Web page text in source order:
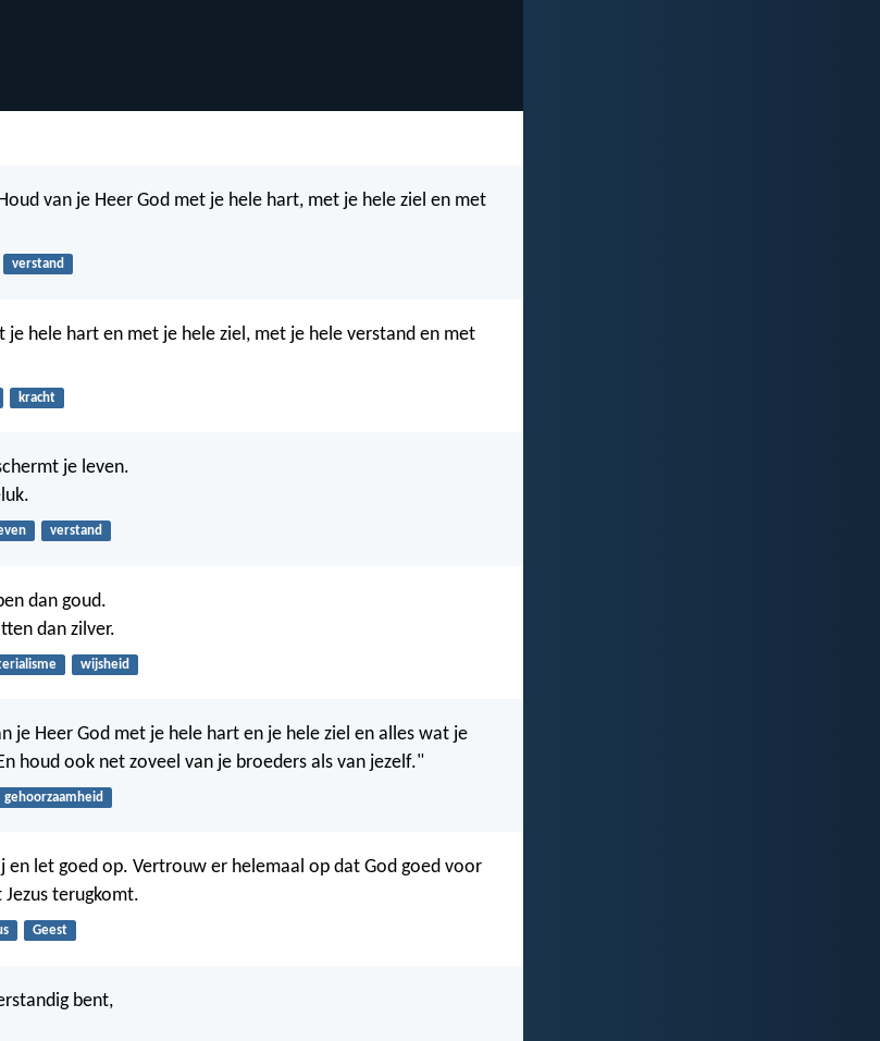
van je Heer God met je hele hart, met je hele ziel en met
verstand
je hele hart en met je hele ziel, met je hele verstand en met
kracht
je leven.
verstand
dan goud.
dan zilver.
wijsheid
je Heer God met je hele hart en je hele ziel en alles wat je
houd ook net zoveel van je broeders als van jezelf."
gehoorzaamheid
en let goed op. Vertrouw er helemaal op dat God goed voor
terugkomt.
Geest
bent,